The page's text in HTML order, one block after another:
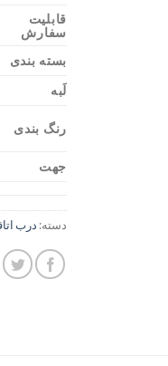
قابلیت
سفارش
بسته بندی
لَبه
رنگ بندی
جهت
دسته: درب